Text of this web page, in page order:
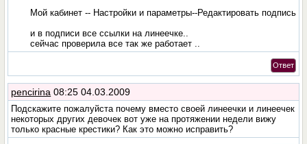
Мой кабинет -- Настройки и параметры--Редактировать подпись
и в подписи все ссылки на линеечке..
сейчас проверила все так же работает ..
Ответ
pencirina 08:25 04.03.2009
Подскажите пожалуйста почему вместо своей линеечки и линеечек
некоторых других девочек вот уже на протяжении недели вижу
только красные крестики? Как это можно исправить?